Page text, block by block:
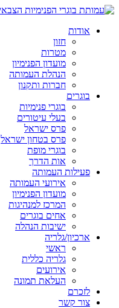
אודות
חזון
מטרות
מועדון הפנימיון
הנהלת העמותה
חברות ותקנון
בוגרים
בוגרי פנימיות
בעלי עיטורים
פרס ישראל
פרס בטחון ישראל
בוגרי מופת
אות הדרך
פעילות העמותה
אירועי העמותה
מועדון הפנימיון
המרכז למנהיגות
אחים בוגרים
ישיבות הנהלה
ארכיון/גלריה
ראשי
גלריה כללית
אירועים
העלאת תמונה
לזכרם
צור קשר